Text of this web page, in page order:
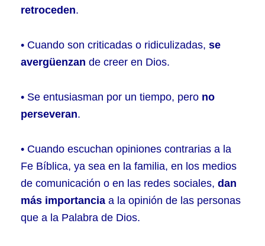
retroceden.
• Cuando son criticadas o ridiculizadas, se
avergüenzan de creer en Dios.
• Se entusiasman por un tiempo, pero no
perseveran.
• Cuando escuchan opiniones contrarias a la
Fe Bíblica, ya sea en la familia, en los medios
de comunicación o en las redes sociales, dan
más importancia a la opinión de las personas
que a la Palabra de Dios.